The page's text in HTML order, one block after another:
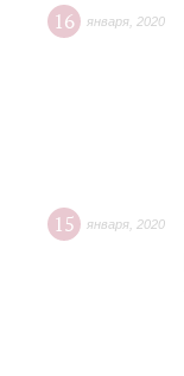
16 января 2020
15 января 2020